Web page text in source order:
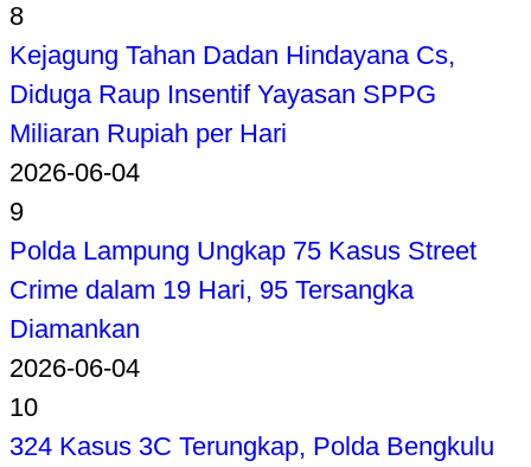
8
Kejagung Tahan Dadan Hindayana Cs,
Diduga Raup Insentif Yayasan SPPG
Miliaran Rupiah per Hari
2026-06-04
9
Polda Lampung Ungkap 75 Kasus Street
Crime dalam 19 Hari, 95 Tersangka
Diamankan
2026-06-04
10
324 Kasus 3C Terungkap, Polda Bengkulu